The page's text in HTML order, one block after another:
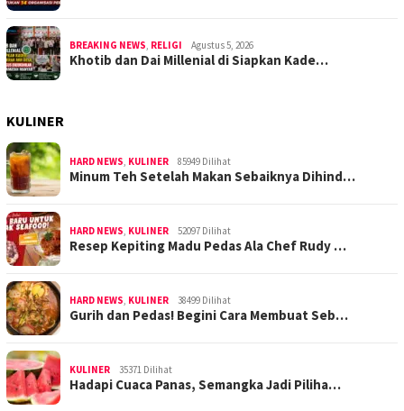
BREAKING NEWS, RELIGI Agustus 5, 2026
Khotib dan Dai Millenial di Siapkan Kade…
KULINER
HARD NEWS, KULINER 85949 Dilihat
Minum Teh Setelah Makan Sebaiknya Dihind…
HARD NEWS, KULINER 52097 Dilihat
Resep Kepiting Madu Pedas Ala Chef Rudy …
HARD NEWS, KULINER 38499 Dilihat
Gurih dan Pedas! Begini Cara Membuat Seb…
KULINER 35371 Dilihat
Hadapi Cuaca Panas, Semangka Jadi Piliha…